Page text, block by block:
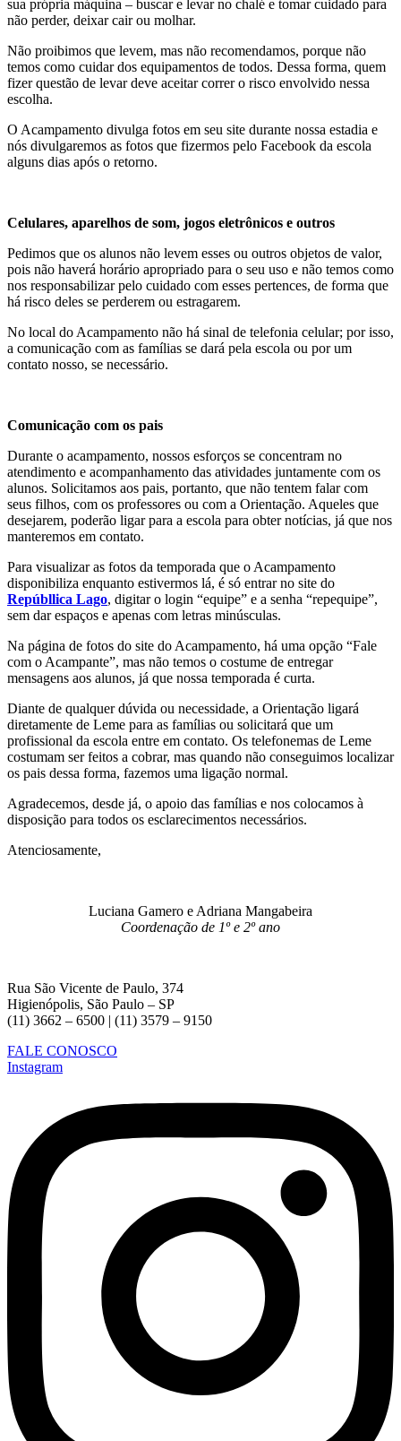
sua própria máquina – buscar e levar no chalé e tomar cuidado para
não perder, deixar cair ou molhar.
Não proibimos que levem, mas não recomendamos, porque não
temos como cuidar dos equipamentos de todos. Dessa forma, quem
fizer questão de levar deve aceitar correr o risco envolvido nessa
escolha.
O Acampamento divulga fotos em seu site durante nossa estadia e
nós divulgaremos as fotos que fizermos pelo Facebook da escola
alguns dias após o retorno.
Celulares, aparelhos de som, jogos eletrônicos e outros
Pedimos que os alunos não levem esses ou outros objetos de valor,
pois não haverá horário apropriado para o seu uso e não temos como
nos responsabilizar pelo cuidado com esses pertences, de forma que
há risco deles se perderem ou estragarem.
No local do Acampamento não há sinal de telefonia celular; por isso,
a comunicação com as famílias se dará pela escola ou por um
contato nosso, se necessário.
Comunicação com os pais
Durante o acampamento, nossos esforços se concentram no
atendimento e acompanhamento das atividades juntamente com os
alunos. Solicitamos aos pais, portanto, que não tentem falar com
seus filhos, com os professores ou com a Orientação. Aqueles que
desejarem, poderão ligar para a escola para obter notícias, já que nos
manteremos em contato.
Para visualizar as fotos da temporada que o Acampamento
disponibiliza enquanto estivermos lá, é só entrar no site do
Repúbllica Lago, digitar o login “equipe” e a senha “repequipe”,
sem dar espaços e apenas com letras minúsculas.
Na página de fotos do site do Acampamento, há uma opção “Fale
com o Acampante”, mas não temos o costume de entregar
mensagens aos alunos, já que nossa temporada é curta.
Diante de qualquer dúvida ou necessidade, a Orientação ligará
diretamente de Leme para as famílias ou solicitará que um
profissional da escola entre em contato. Os telefonemas de Leme
costumam ser feitos a cobrar, mas quando não conseguimos localizar
os pais dessa forma, fazemos uma ligação normal.
Agradecemos, desde já, o apoio das famílias e nos colocamos à
disposição para todos os esclarecimentos necessários.
Atenciosamente,
Luciana Gamero e Adriana Mangabeira
Coordenação de 1º e 2º ano
Rua São Vicente de Paulo, 374
Higienópolis, São Paulo – SP
(11) 3662 – 6500 | (11) 3579 – 9150
FALE CONOSCO
Instagram